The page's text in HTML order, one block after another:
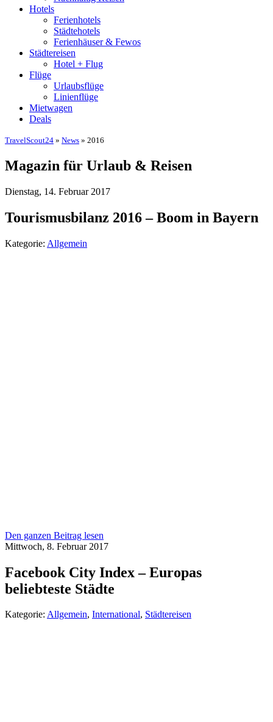
Hotels
Ferienhotels
Städtehotels
Ferienhäuser & Fewos
Städtereisen
Hotel + Flug
Flüge
Urlaubsflüge
Linienflüge
Mietwagen
Deals
TravelScout24 » News » 2016
Magazin für Urlaub & Reisen
Dienstag, 14. Februar 2017
Tourismusbilanz 2016 – Boom in Bayern
Kategorie: Allgemein
Den ganzen Beitrag lesen
Mittwoch, 8. Februar 2017
Facebook City Index – Europas
beliebteste Städte
Kategorie: Allgemein, International, Städtereisen